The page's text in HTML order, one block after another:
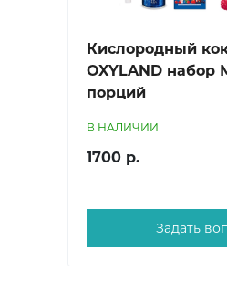
Кислородный
OXYLAND
порций
В НАЛИЧИИ
1700 р.
Задать